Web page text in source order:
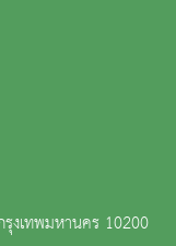
งเทพมหานคร 10200